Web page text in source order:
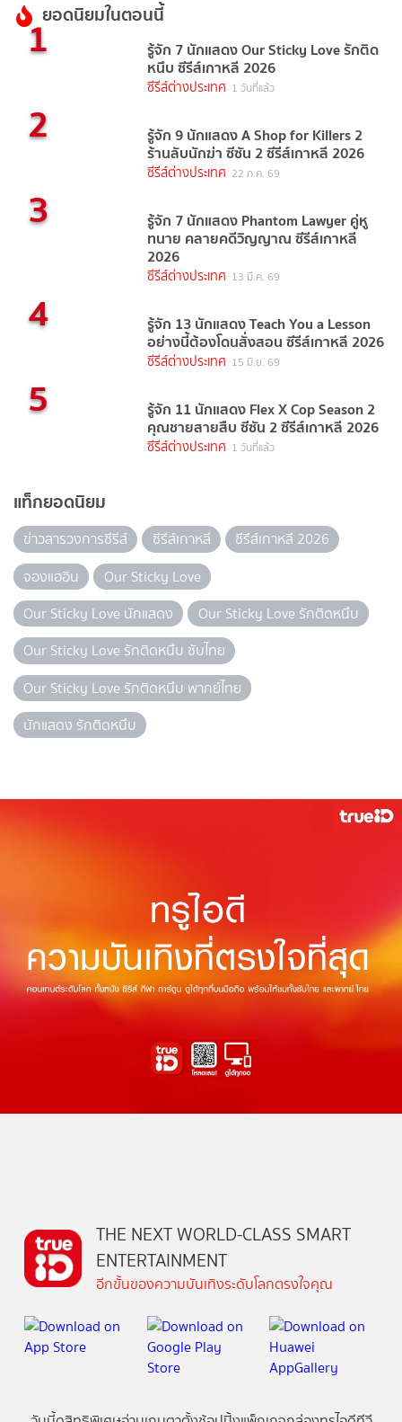
ยอดนิยมในตอนนี้
1 รู้จัก 7 นักแสดง Our Sticky Love รักติด
หนึบ ซีรีส์เกาหลี 2026
ซีรีส์ต่างประเทศ 1 วันที่แล้ว
2 รู้จัก 9 นักแสดง A Shop for Killers 2
ร้านลับนักฆ่า ซีซัน 2 ซีรีส์เกาหลี 2026
ซีรีส์ต่างประเทศ 22 ก.ค. 69
3 รู้จัก 7 นักแสดง Phantom Lawyer คู่หู
ทนาย คลายคดีวิญญาณ ซีรีส์เกาหลี
2026
ซีรีส์ต่างประเทศ 13 มี.ค. 69
4 รู้จัก 13 นักแสดง Teach You a Lesson
อย่างนี้ต้องโดนสั่งสอน ซีรีส์เกาหลี 2026
ซีรีส์ต่างประเทศ 15 มิ.ย. 69
5 รู้จัก 11 นักแสดง Flex X Cop Season 2
คุณชายสายสืบ ซีซัน 2 ซีรีส์เกาหลี 2026
ซีรีส์ต่างประเทศ 1 วันที่แล้ว
แท็กยอดนิยม
ข่าวสารวงการซีรีส์ ซีรีส์เกาหลี
ซีรีส์เกาหลี 2026
จองแฮอิน
Our Sticky Love
Our Sticky Love นักแสดง
Our Sticky Love รักติดหนึบ
Our Sticky Love รักติดหนึบ ซับไทย
Our Sticky Love รักติดหนึบ พากย์ไทย
นักแสดง รักติดหนึบ
THE NEXT WORLD-CLASS SMART
ENTERTAINMENT
อีกขั้นของความบันเทิงระดับโลกตรงใจคุณ